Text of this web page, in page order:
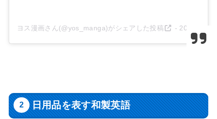
ヨス漫画さん(@yos_manga)がシェアした投稿 - 2018年 9月月27日午前6時03分PDT
日用品を表す和製英語